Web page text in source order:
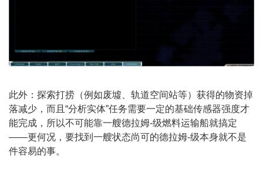
此外：探索打捞（例如废墟、轨道空间站等）获得的物资掉
落减少，而且“分析实体”任务需要一定的基础传感器强度才
能完成，所以不可能靠一艘德拉姆-级燃料运输船就搞定
——更何况，要找到一艘状态尚可的德拉姆-级本身就不是
件容易的事。